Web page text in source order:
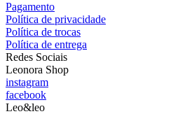
Pagamento
Política de privacidade
Política de trocas
Política de entrega
Redes Sociais
Leonora Shop
instagram
facebook
Leo&leo